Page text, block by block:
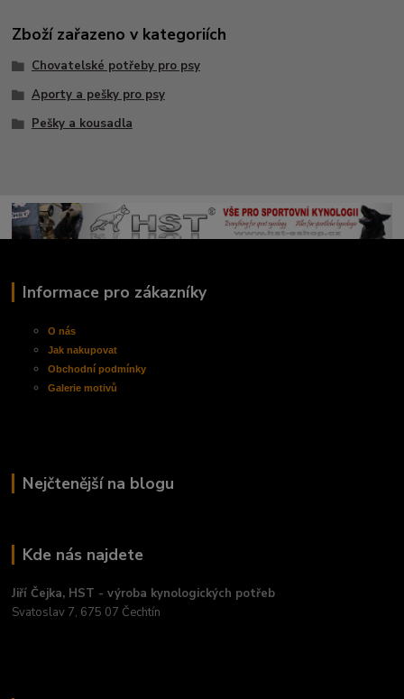
Zboží zařazeno v kategoriích
Chovatelské potřeby pro psy
Aporty a pešky pro psy
Pešky a kousadla
Informace pro zákazníky
O nás
Jak nakupovat
Obchodnípodmínky
Galerie motivů
Nejčtenější na blogu
Kde nás najdete
Jiří Čejka, HST - výroba kynologických potřeb
Svatoslav 7, 675 07 Čechtín